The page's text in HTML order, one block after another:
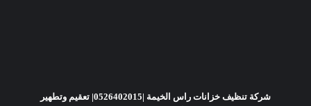
شركة تنظيف خزانات راس الخيمة |0526402015| تعقيم وتطهير